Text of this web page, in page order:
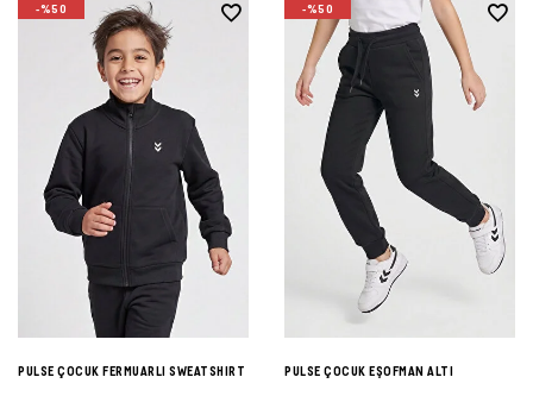
-%50
PULSE ÇOCUK FERMUARLI SWEATSHIRT
-%50
PULSE ÇOCUK EŞOFMAN ALTI